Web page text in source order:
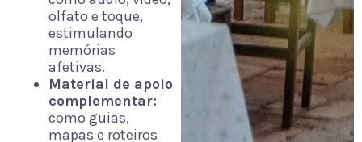
olfato e toque,
estimulando
memórias
afetivas.
Material de apoio
complementar:
como guias,
mapas e roteiros